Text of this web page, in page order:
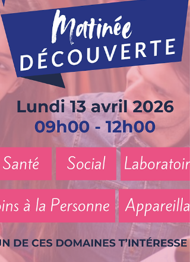
pleine de rencontres entre les futurs apprenants,
apprentis et leurs formateurs venus en
démonstration pour l’occasion. On repart avec de